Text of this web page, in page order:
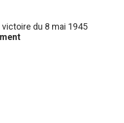
du 8 mai 1945